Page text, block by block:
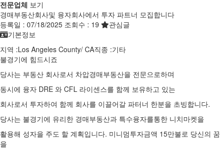
전문업체 보기
경매부동산회사및 융자회사에서 투자 파트너 모집합니다
등록일 : 07/18/2025 조회수 : 19
관심글
기본정보
지역 :Los Angeles County/ CA직종 :기타
불경기에 힘드시죠
당사는 부동산 회사로서 차압경매부동산을 전문으로하며
동시에 융자 DRE 와 CFL 라이센스를 함께 보유하고 있는
회사로서 투자하여 함께 회사를 이끌어갈 파터너 한분을 초빙합니다.
당사는 불경기에 유리한 경매부동산과 특수융자를통한 니치마켓을
활용해 성자을 주도 할 계획입니다. 미니멈투자금액 15만불로 당신의 꿈
을